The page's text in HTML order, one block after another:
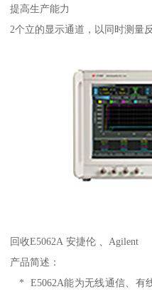
提高生产能力
2个立的显示通道，以同时测量
回收E5062A 安捷伦 、Agilent
产品简述：
* E5062A能为无线通信、有